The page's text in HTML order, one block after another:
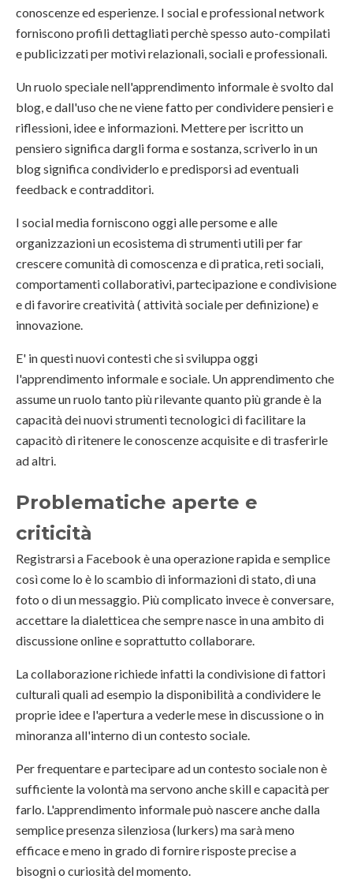
conoscenze ed esperienze. I social e professional network
forniscono profili dettagliati perchè spesso auto-compilati
e publicizzati per motivi relazionali, sociali e professionali.
Un ruolo speciale nell'apprendimento informale è svolto dal
blog, e dall'uso che ne viene fatto per condividere pensieri e
riflessioni, idee e informazioni. Mettere per iscritto un
pensiero significa dargli forma e sostanza, scriverlo in un
blog significa condividerlo e predisporsi ad eventuali
feedback e contradditori.
I social media forniscono oggi alle persome e alle
organizzazioni un ecosistema di strumenti utili per far
crescere comunità di comoscenza e di pratica, reti sociali,
comportamenti collaborativi, partecipazione e condivisione
e di favorire creatività ( attività sociale per definizione) e
innovazione.
E' in questi nuovi contesti che si sviluppa oggi
l'apprendimento informale e sociale. Un apprendimento che
assume un ruolo tanto più rilevante quanto più grande è la
capacità dei nuovi strumenti tecnologici di facilitare la
capacitò di ritenere le conoscenze acquisite e di trasferirle
ad altri.
Problematiche aperte e
criticità
Registrarsi a Facebook è una operazione rapida e semplice
così come lo è lo scambio di informazioni di stato, di una
foto o di un messaggio. Più complicato invece è conversare,
accettare la dialetticea che sempre nasce in una ambito di
discussione online e soprattutto collaborare.
La collaborazione richiede infatti la condivisione di fattori
culturali quali ad esempio la disponibilità a condividere le
proprie idee e l'apertura a vederle mese in discussione o in
minoranza all'interno di un contesto sociale.
Per frequentare e partecipare ad un contesto sociale non è
sufficiente la volontà ma servono anche skill e capacità per
farlo. L'apprendimento informale può nascere anche dalla
semplice presenza silenziosa (lurkers) ma sarà meno
efficace e meno in grado di fornire risposte precise a
bisogni o curiosità del momento.